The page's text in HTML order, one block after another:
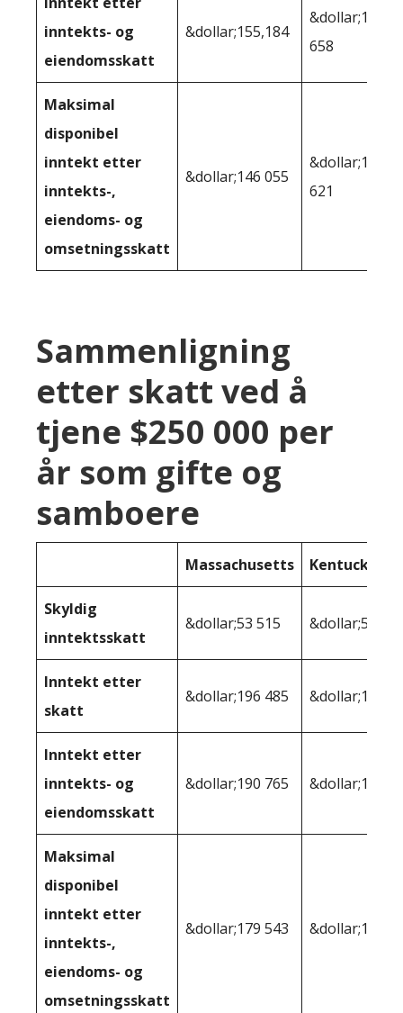
inntekts- og
eiendomsskatt
&dollar;155,184
&dollar;159
658
Maksimal
disponibel
inntekt etter
inntekts-,
eiendoms- og
omsetningsskatt
&dollar;146 055
&dollar;150
621
Sammenligning
etter skatt ved å
tjene $250 000 per
år som gifte og
samboere
Massachusetts Kentucky
Skyldig
inntektsskatt
&dollar;53 515 &dollar;53
Inntekt etter
skatt
&dollar;196 485 &dollar;196
Inntekt etter
inntekts- og
eiendomsskatt
&dollar;190 765
Maksimal
disponibel
inntekt etter
inntekts-,
eiendoms- og
omsetningsskatt
&dollar;179 543